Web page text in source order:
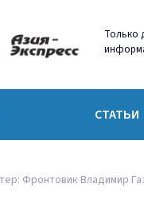
Только
СТАТЬИ
Фронтовик Владимир